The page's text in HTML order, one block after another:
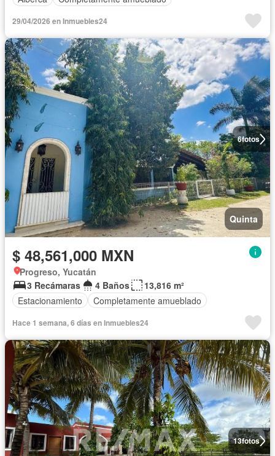
29/04/2026 en Inmuebles24
6fotos
Quinta
$ 48,561,000 MXN
Progreso, Yucatán
3 Recámaras
4 Baños
13,816 m²
Estacionamiento
Completamente amueblado
Hace 1 semana, 6 días en Inmuebles24
13fotos